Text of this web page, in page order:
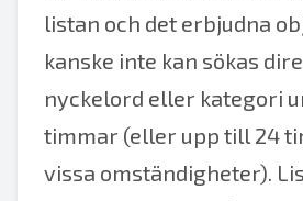
listan och det erbjudna
kanske inte kan sökas
nyckelord eller kategori
timmar (eller upp till 24
vissa omständigheter).